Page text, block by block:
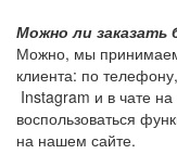
Можно ли заказать
Можно, мы
клиента: по
Instagram и в чате
воспользоваться
на нашем сайте.